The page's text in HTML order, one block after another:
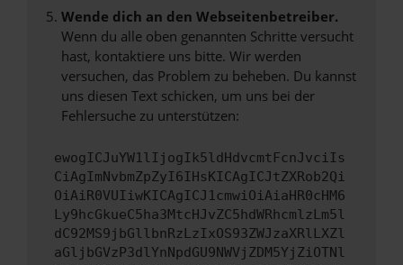
Wende dich an den Webseitenbetreiber.
Wenn du alle oben genannten Schritte versucht
hast, kontaktiere uns bitte. Wir werden
versuchen, das Problem zu beheben. Du kannst
uns diesen Text schicken, um uns bei der
Fehlersuche zu unterstützen:
ewogICJuYW1lIjogIk5ldHdvcmtFcnJvciIs
CiAgImNvbmZpZyI6IHsKICAgICJtZXRob2Qi
OiAiR0VUIiwKICAgICJ1cmwiOiAiaHR0cHM6
Ly9hcGkueC5ha3MtcHJvZC5hdWRhcmlzLm5l
dC92MS9jbGllbnRzLzIxOS93ZWJzaXRlLXZl
aGljbGVzP3dlYnNpdGU9NWVjZDM5YjZiOTNl